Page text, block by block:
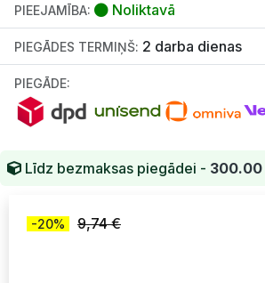
PIEEJAMĪBA: Noliktavā
PIEGĀDES TERMIŅŠ: 2 darba dienas
PIEGĀDE:
Līdz bezmaksas piegādei - 300.00
-20% 9,74 €